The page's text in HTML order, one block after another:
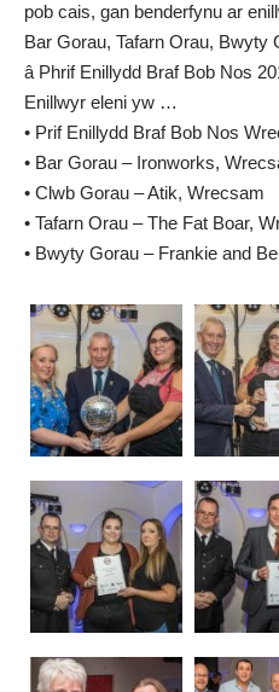
pob cais, gan benderfynu ar
Bar Gorau, Tafarn Orau, Bwyty
â Phrif Enillydd Braf Bob Nos
Enillwyr eleni yw …
• Prif Enillydd Braf Bob Nos
• Bar Gorau – Ironworks,
• Clwb Gorau – Atik, Wrecsam
• Tafarn Orau – The Fat Boar,
• Bwyty Gorau – Frankie and